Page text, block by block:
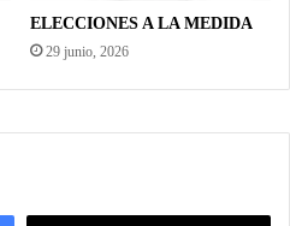
ELECCIONES A LA MEDIDA
29 junio, 2026